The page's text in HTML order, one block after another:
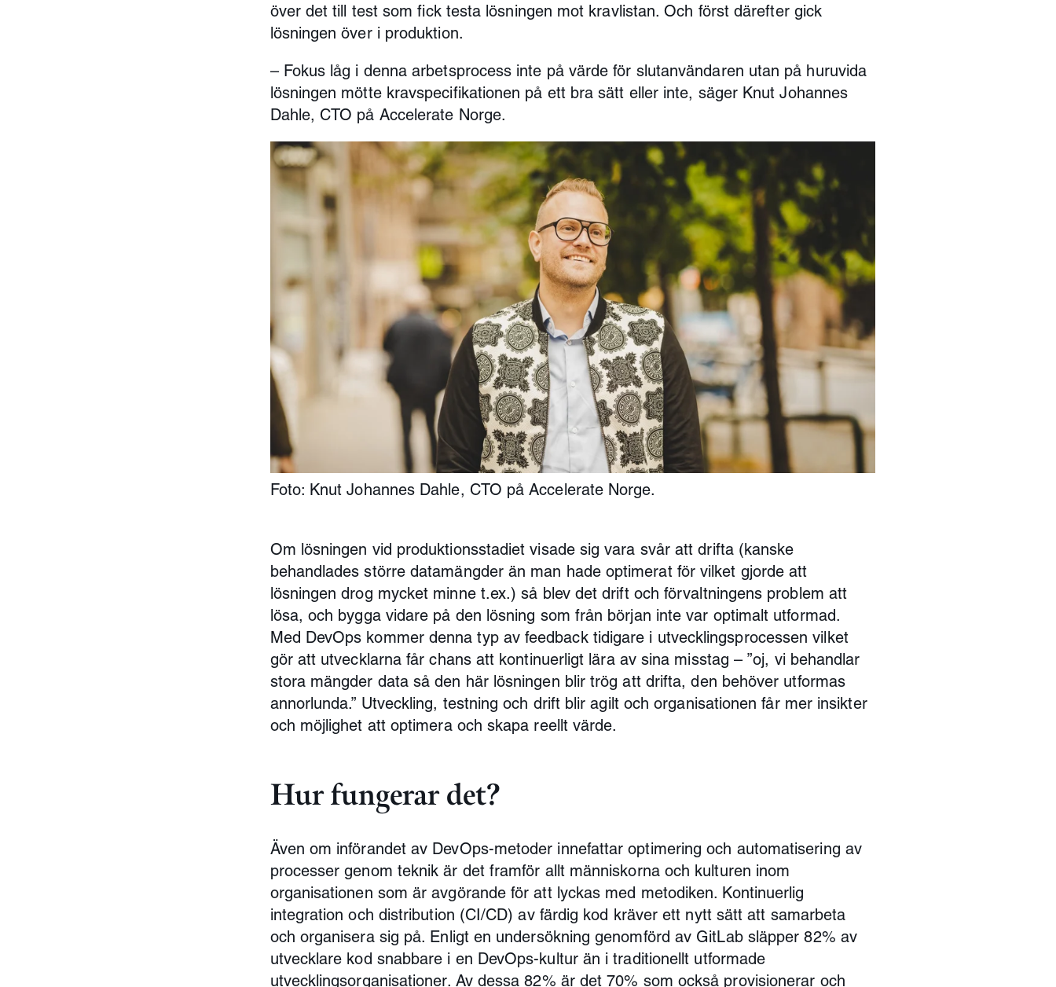
över det till test som fick testa lösningen mot kravlistan. Och först därefter gick
lösningen över i produktion.
– Fokus låg i denna arbetsprocess inte på värde för slutanvändaren utan på huruvida
lösningen mötte kravspecifikationen på ett bra sätt eller inte, säger Knut Johannes
Dahle, CTO på Accelerate Norge.
Foto: Knut Johannes Dahle, CTO på Accelerate Norge.
Om lösningen vid produktionsstadiet visade sig vara svår att drifta (kanske
behandlades större datamängder än man hade optimerat för vilket gjorde att
lösningen drog mycket minne t.ex.) så blev det drift och förvaltningens problem att
lösa, och bygga vidare på den lösning som från början inte var optimalt utformad.
Med DevOps kommer denna typ av feedback tidigare i utvecklingsprocessen vilket
gör att utvecklarna får chans att kontinuerligt lära av sina misstag – ”oj, vi behandlar
stora mängder data så den här lösningen blir trög att drifta, den behöver utformas
annorlunda.” Utveckling, testning och drift blir agilt och organisationen får mer insikter
och möjlighet att optimera och skapa reellt värde.
Hur fungerar det?
Även om införandet av DevOps-metoder innefattar optimering och automatisering av
processer genom teknik är det framför allt människorna och kulturen inom
organisationen som är avgörande för att lyckas med metodiken. Kontinuerlig
integration och distribution (CI/CD) av färdig kod kräver ett nytt sätt att samarbeta
och organisera sig på. Enligt en undersökning genomförd av GitLab släpper 82% av
utvecklare kod snabbare i en DevOps-kultur än i traditionellt utformade
utvecklingsorganisationer. Av dessa 82% är det 70% som också provisionerar och